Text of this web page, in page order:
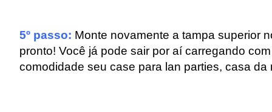
5º passo: Monte novamente a tampa superior
pronto! Você já pode sair por aí carregando
comodidade seu case para lan parties, casa